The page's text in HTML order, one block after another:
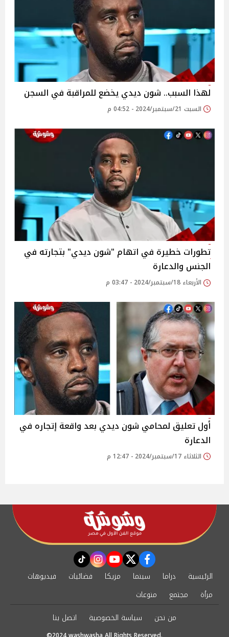
لهذا السبب.. شون ديدي يخضع للمراقبة في السجن
السبت 21/سبتمبر/2024 - 04:52 م
تطورات خطيرة في اتهام "شون ديدي" بتجارته في
الجنس والدعارة
الأربعاء 18/سبتمبر/2024 - 03:47 م
أول تعليق لمحامي شون ديدي بعد واقعة إتجاره في
الدعارة
الثلاثاء 17/سبتمبر/2024 - 12:47 م
facebook
twitter
youtube
instagram
tiktok
الرئيسية دراما سينما مزيكا فضائيات
فيديوهات
مرأة
مجتمع
منوعات
من نحن
سياسة الخصوصية اتصل بنا